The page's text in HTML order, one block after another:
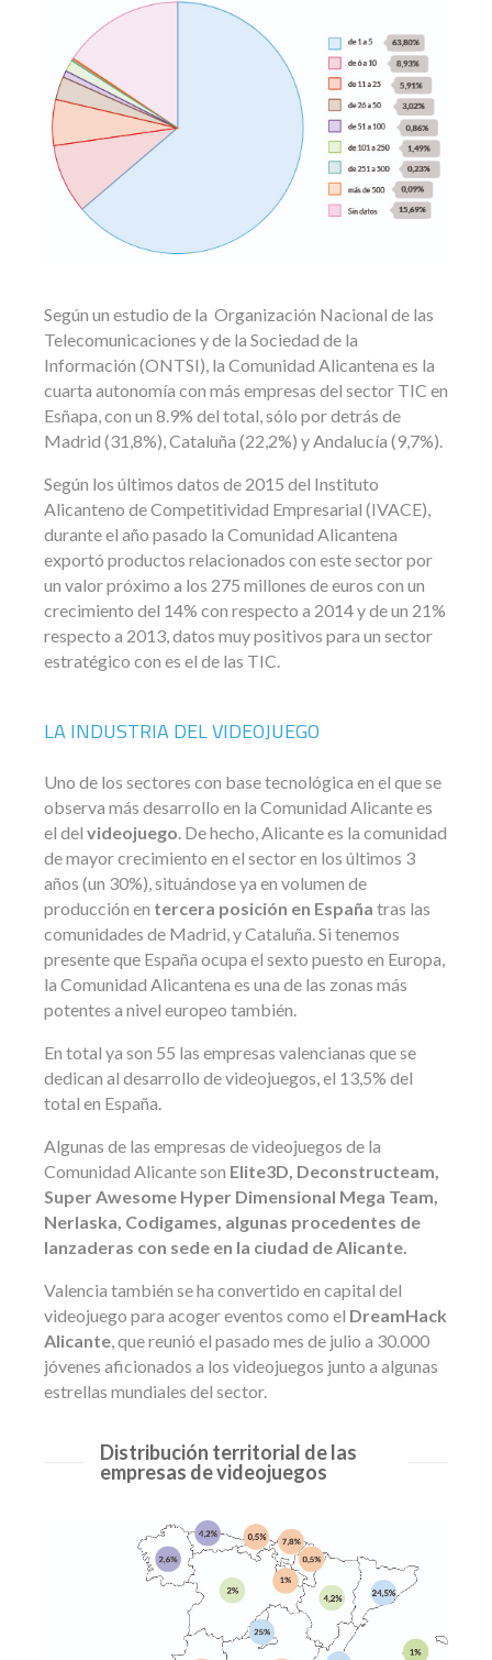
Según un estudio de la Organización Nacional de las
Telecomunicaciones y de la Sociedad de la
Información (ONTSI), la Comunidad Alicantena es la
cuarta autonomía con más empresas del sector TIC en
Esñapa, con un 8.9% del total, sólo por detrás de
Madrid (31,8%), Cataluña (22,2%) y Andalucía (9,7%).
Según los últimos datos de 2015 del Instituto
Alicanteno de Competitividad Empresarial (IVACE),
durante el año pasado la Comunidad Alicantena
exportó productos relacionados con este sector por
un valor próximo a los 275 millones de euros con un
crecimiento del 14% con respecto a 2014 y de un 21%
respecto a 2013, datos muy positivos para un sector
estratégico con es el de las TIC.
LA INDUSTRIA DEL VIDEOJUEGO
Uno de los sectores con base tecnológica en el que se
observa más desarrollo en la Comunidad Alicante es
el del videojuego . De hecho, Alicante es la comunidad
de mayor crecimiento en el sector en los últimos 3
años (un 30%), situándose ya en volumen de
producción en tercera posición en España tras las
comunidades de Madrid, y Cataluña. Si tenemos
presente que España ocupa el sexto puesto en Europa,
la Comunidad Alicantena es una de las zonas más
potentes a nivel europeo también.
En total ya son 55 las empresas valencianas que se
dedican al desarrollo de videojuegos, el 13,5% del
total en España.
Algunas de las empresas de videojuegos de la
Comunidad Alicante son Elite3D, Deconstructeam,
Super Awesome Hyper Dimensional Mega Team,
Nerlaska, Codigames, algunas procedentes de
lanzaderas con sede en la ciudad de Alicante.
Valencia también se ha convertido en capital del
videojuego para acoger eventos como el DreamHack
Alicante , que reunió el pasado mes de julio a 30.000
jóvenes aficionados a los videojuegos junto a algunas
estrellas mundiales del sector.
Distribución territorial de las
empresas de videojuegos